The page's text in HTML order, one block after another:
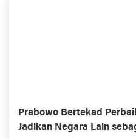
Prabowo Bertekad
Jadikan Negara Lain